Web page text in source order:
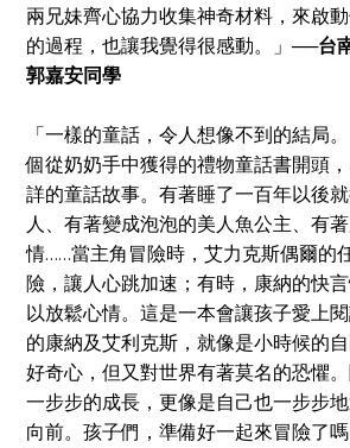
兩兄妹齊心協力收集神奇材料，來啟
的過程，也讓我覺得很感動。」 ──台
郭嘉安同學
「一樣的童話，令人想像不到的結局
個從奶奶手中獲得的禮物童話書開頭
詳的童話故事。有著睡了一百年以後
人、有著變成泡泡的美人魚公主、有
情……當主角冒險時，艾力克斯偶爾的
險，讓人心跳加速；有時，康納的快
以放鬆心情。這是一本會讓孩子愛上
的康納及艾利克斯，就像是小時候的
好奇心，但又對世界有著莫名的恐懼
一步步的成長，更像是自己也一步步
向前。孩子們，準備好一起來冒險了嗎